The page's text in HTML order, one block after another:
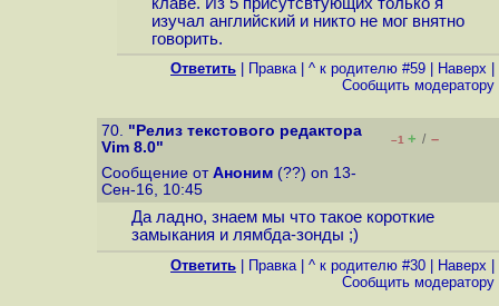
изучал английский и никто не мог внятно
говорить.
Ответить Правка| ^ к родителю #59 Наверх
Cообщить модератору
70. "Релиз текстового редактора
Vim 8.0"
–1 + / –
Сообщение от Аноним (??) on 13-
Сен-16, 10:45
Да ладно, знаем мы что такое короткие
замыкания и лямбда-зонды ;)
Ответить Правка| ^ к родителю #30 Наверх
Cообщить модератору